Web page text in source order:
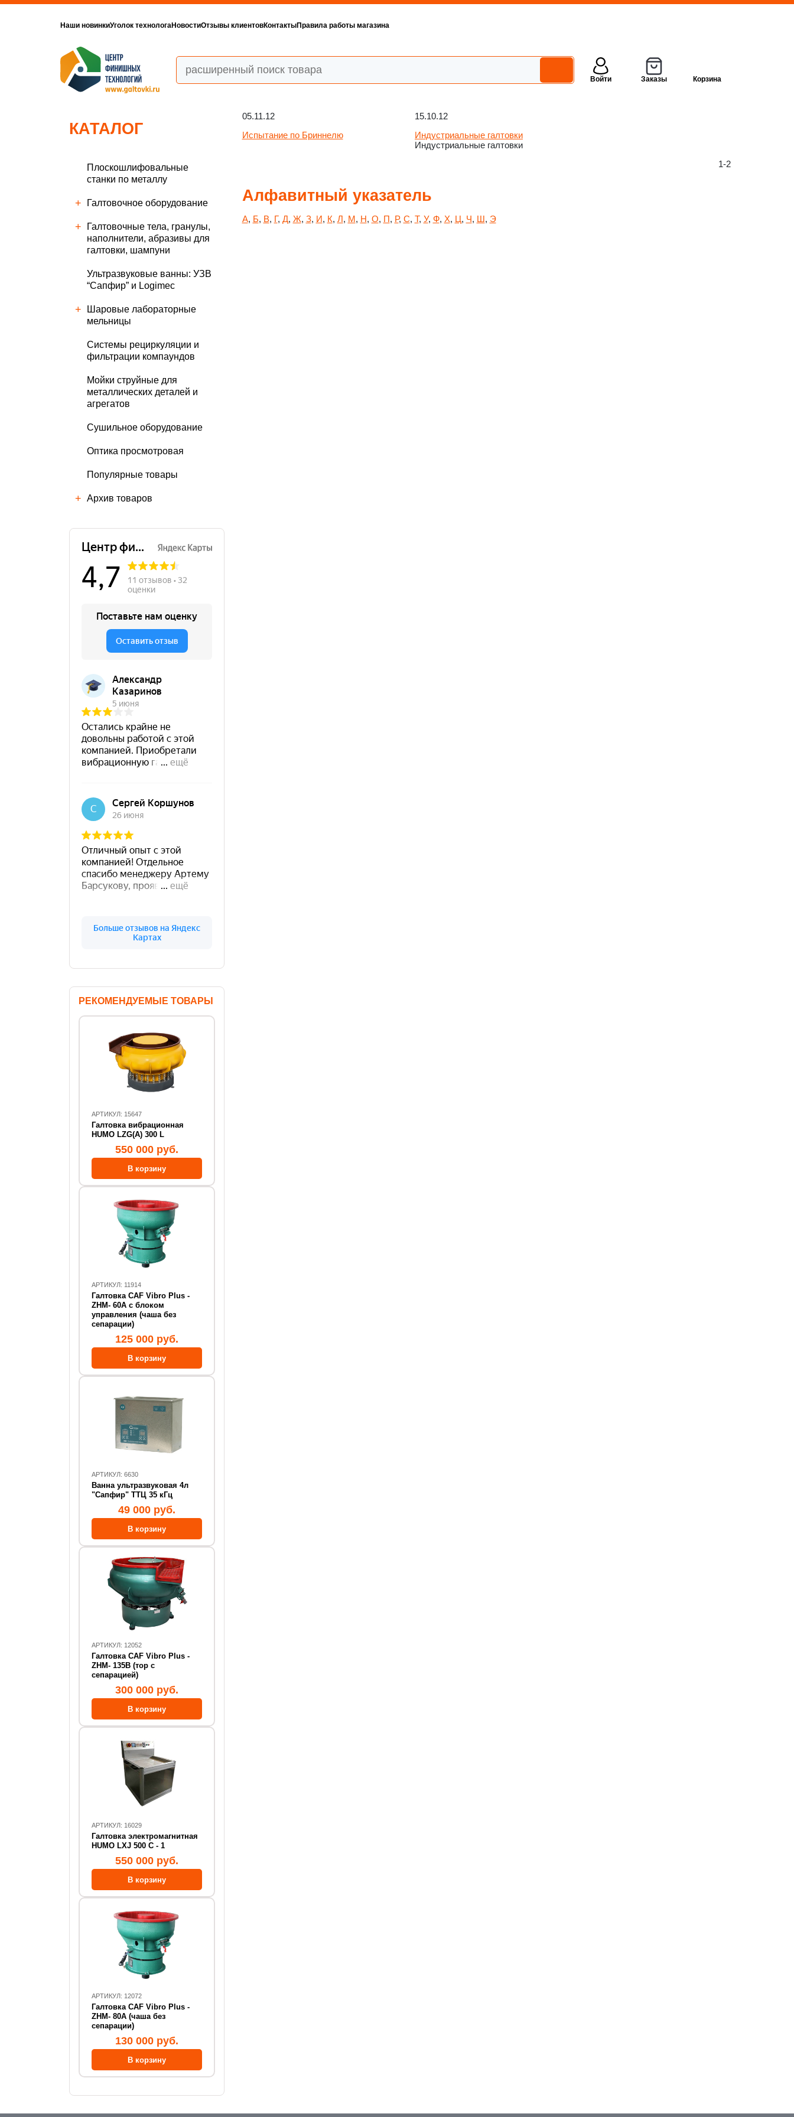
Наши новинкиУголок технологаНовостиОтзывы клиентовКонтактыПравила работы магазина
Войти Заказы Корзина
КАТАЛОГ
Плоскошлифовальные
станки по металлу
Галтовочное оборудование
Галтовочные тела, гранулы,
наполнители, абразивы для
галтовки, шампуни
Ультразвуковые ванны: УЗВ
“Сапфир” и Logimec
Шаровые лабораторные
мельницы
Cистемы рециркуляции и
фильтрации компаундов
Мойки струйные для
металлических деталей и
агрегатов
Сушильное оборудование
Оптика просмотровая
Популярные товары
Архив товаров
РЕКОМЕНДУЕМЫЕ ТОВАРЫ
АРТИКУЛ: 15647
Галтовка вибрационная
HUMO LZG(A) 300 L
550 000 руб.
АРТИКУЛ: 11914
Галтовка CAF Vibro Plus -
ZHM- 60А с блоком
управления (чаша без
сепарации)
125 000 руб.
АРТИКУЛ: 6630
Ванна ультразвуковая 4л
"Сапфир" ТТЦ 35 кГц
49 000 руб.
АРТИКУЛ: 12052
Галтовка CAF Vibro Plus -
ZHM- 135В (тор с
сепарацией)
300 000 руб.
АРТИКУЛ: 16029
Галтовка электромагнитная
HUMO LXJ 500 C - 1
550 000 руб.
АРТИКУЛ: 12072
Галтовка CAF Vibro Plus -
ZHM- 80А (чаша без
сепарации)
130 000 руб.
05.11.12
Испытание по Бриннелю
15.10.12
Индустриальные галтовки
Индустриальные галтовки
1-2
Алфавитный указатель
А, Б, В, Г, Д, Ж, З, И, К, Л, М, Н, О, П, Р, С, Т, У, Ф, Х, Ц, Ч, Ш, Э